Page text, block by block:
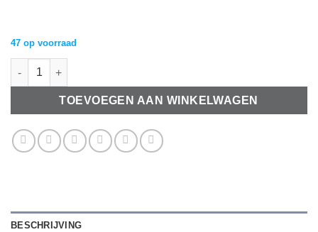
47 op voorraad
Karabijn extra sterk antiek zilver 10mm aantal
TOEVOEGEN AAN WINKELWAGEN
BESCHRIJVING